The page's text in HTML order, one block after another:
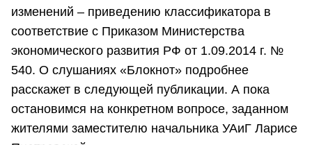
изменений – приведению классификатора в
соответствие с Приказом Министерства
экономического развития РФ от 1.09.2014 г. №
540. О слушаниях «Блокнот» подробнее
расскажет в следующей публикации. А пока
остановимся на конкретном вопросе, заданном
жителями заместителю начальника УАиГ Ларисе